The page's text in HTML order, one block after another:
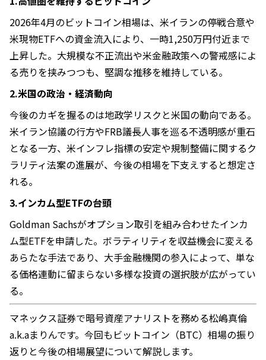
2026年4月のビットコイン相場は、米イランの停戦合意や
米現物ETFへの資金流入により、一時1,250万円付近まで
上昇した。大規模な不正流出や米金融政策への警戒感によ
る売りを挟みつつも、堅調な推移を維持している。
2.米国の政治・経済動向
今後のカギを握るのは地政学リスクと米国の動向である。
米イラン協議の行方やFRB議長人事を巡る不透明感が重石
となる一方、米インフレ指標の安定や規制整備に関するク
ラリティ法案の進展が、今後の相場を下支えすると想定さ
れる。
3.インカム型ETFの台頭
Goldman Sachsがオプション取引を組み合わせたインカ
ム型ETFを申請した。ボラティリティを収益機会に変える
あらたな手法であり、大手金融機関の参入によって、単な
る価格連動に留まらない多様な投資の選択肢が広がってい
る。
マネックス証券で暗号資産アナリストを務める松嶋真倫
a.k.aまりんです。今回もビットコイン（BTC）相場の振り
返りと今後の相場展望について解説します。